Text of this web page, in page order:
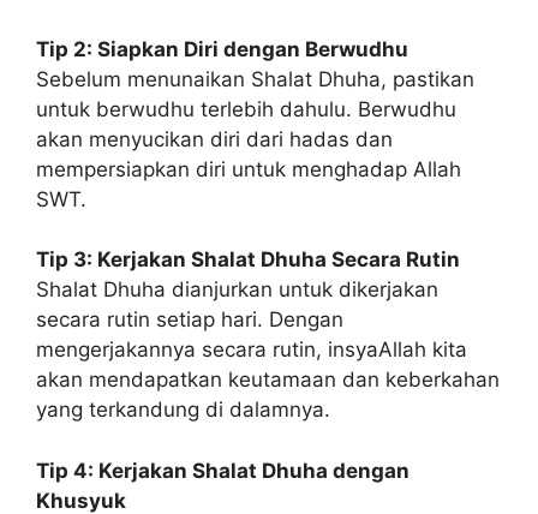
Tip 2: Siapkan Diri dengan Berwudhu
Sebelum menunaikan Shalat Dhuha, pastikan
untuk berwudhu terlebih dahulu. Berwudhu
akan menyucikan diri dari hadas dan
mempersiapkan diri untuk menghadap Allah
SWT.
Tip 3: Kerjakan Shalat Dhuha Secara Rutin
Shalat Dhuha dianjurkan untuk dikerjakan
secara rutin setiap hari. Dengan
mengerjakannya secara rutin, insyaAllah kita
akan mendapatkan keutamaan dan keberkahan
yang terkandung di dalamnya.
Tip 4: Kerjakan Shalat Dhuha dengan
Khusyuk